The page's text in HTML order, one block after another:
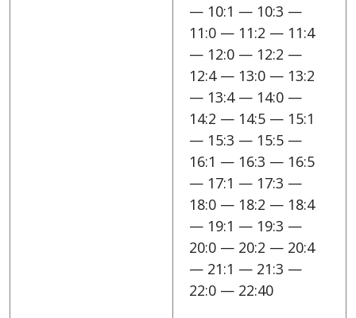
— 10:1 — 10:3 —
11:0 — 11:2 — 11:4
— 12:0 — 12:2 —
12:4 — 13:0 — 13:2
— 13:4 — 14:0 —
14:2 — 14:5 — 15:1
— 15:3 — 15:5 —
16:1 — 16:3 — 16:5
— 17:1 — 17:3 —
18:0 — 18:2 — 18:4
— 19:1 — 19:3 —
20:0 — 20:2 — 20:4
— 21:1 — 21:3 —
22:0 — 22:40